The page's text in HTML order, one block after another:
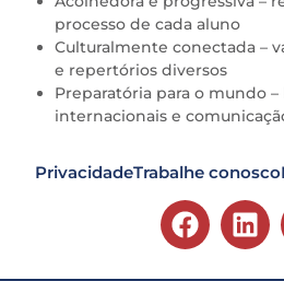
processo de cada aluno
Culturalmente conectada –
e repertórios diversos
Preparatória para o mundo
internacionais e
PrivacidadeTrabalhe conosco